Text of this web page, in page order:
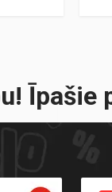
Īpašie